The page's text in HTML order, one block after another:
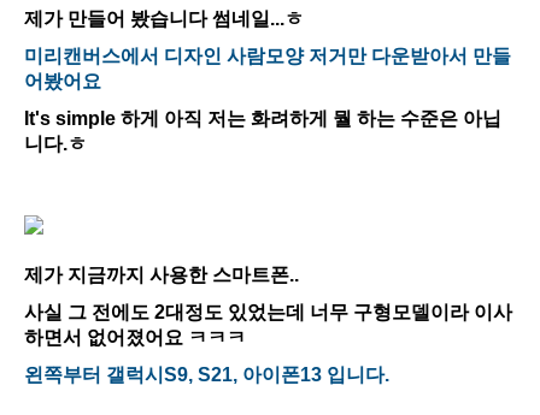
제가 만들어 봤습니다 썸네일...ㅎ
미리캔버스에서 디자인 사람모양 저거만 다운받아서 만들
어봤어요
It's simple 하게 아직 저는 화려하게 뭘 하는 수준은 아닙
니다.ㅎ
제가 지금까지 사용한 스마트폰..
사실 그 전에도 2대정도 있었는데 너무 구형모델이라 이사
하면서 없어졌어요 ㅋㅋㅋ
왼쪽부터 갤럭시S9, S21, 아이폰13 입니다.